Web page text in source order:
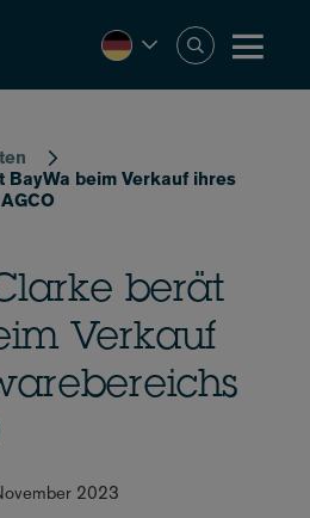
BayWa beim Verkauf ihres
berät
Verkauf
2023